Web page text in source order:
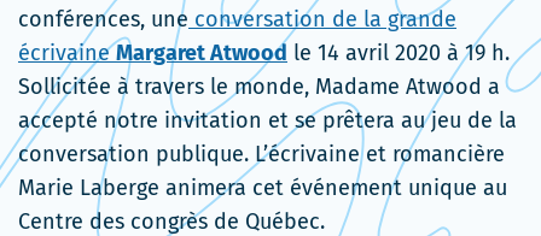
conférences, une conversation de la grande
écrivaineMargaret Atwood le 14 avril 2020 à 19 h.
Sollicitée à travers le monde, Madame Atwood a
accepté notre invitation et se prêtera au jeu de la
conversation publique. L’écrivaine et romancière
Marie Laberge animera cet événement unique au
Centre des congrès de Québec.